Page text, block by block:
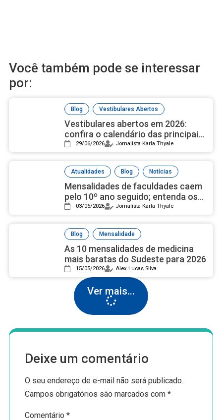
Você também pode se interessar
por:
Blog , Vestibulares Abertos
Vestibulares abertos em 2026:
confira o calendário das principais
universidades públicas
29/06/2026 Jornalista Karla Thyale
Atualidades , Blog , Notícias
Mensalidades de faculdades caem
pelo 10º ano seguido; entenda os
motivos
03/06/2026 Jornalista Karla Thyale
Blog , Mensalidade
As 10 mensalidades de medicina
mais baratas do Sudeste para 2026
15/05/2026 Alex Lucas Silva
Ver mais...
Deixe um comentário
O seu endereço de e-mail não será publicado.
Campos obrigatórios são marcados com*
Comentário*